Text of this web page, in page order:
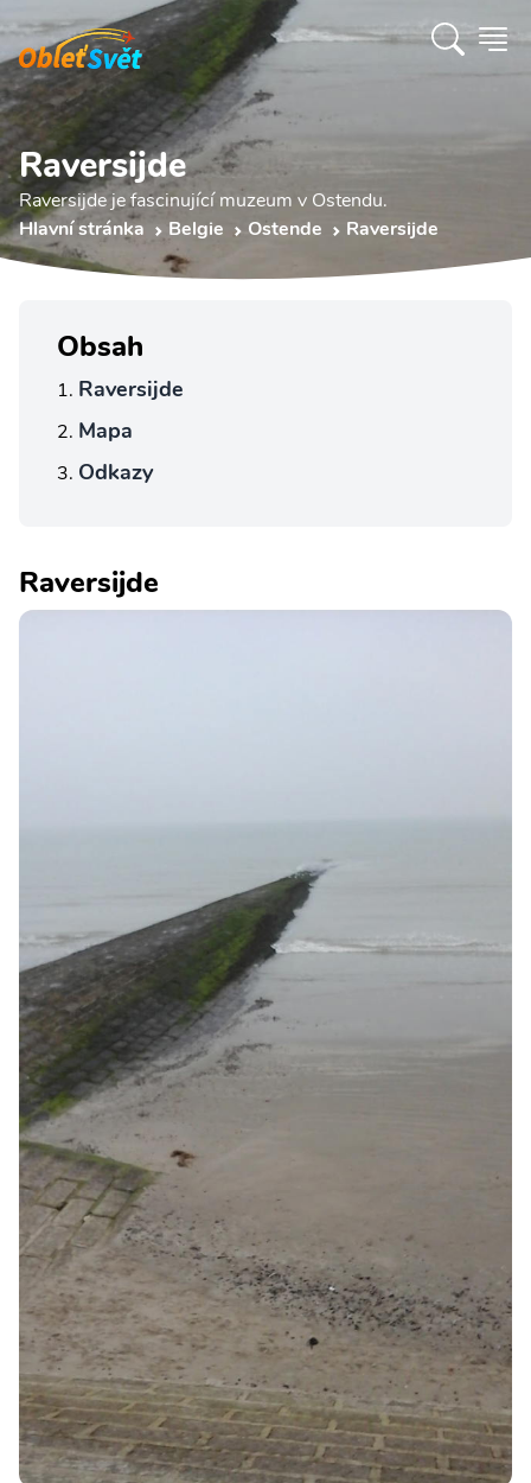
Raversijde
Raversijde je fascinující muzeum v Ostendu.
Hlavní stránka
Belgie Ostende Raversijde
Obsah
Raversijde
Mapa
Odkazy
Raversijde